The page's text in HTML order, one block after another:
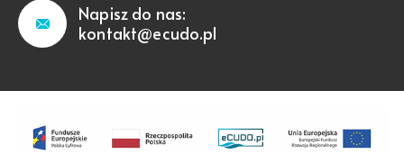
Napisz do nas:
kontakt@ecudo.pl